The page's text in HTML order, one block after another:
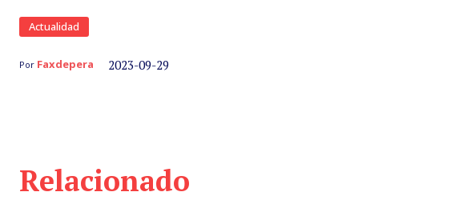
Actualidad
Por Faxdepera 2023-09-29
Relacionado